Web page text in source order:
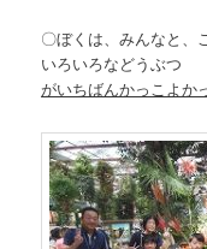
〇ぼくは、みんなと、
いろいろなど
がいちばんかっこよか